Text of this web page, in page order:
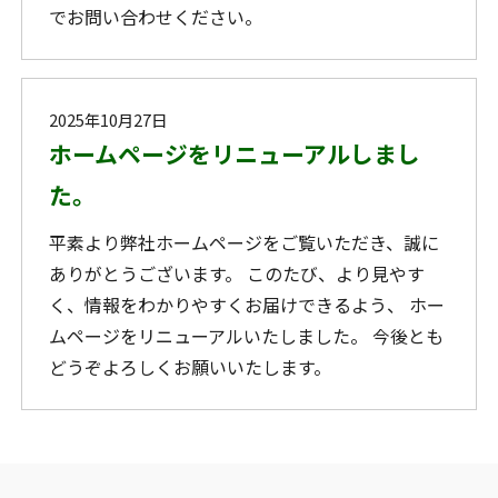
でお問い合わせください。
2025年10月27日
ホームページをリニューアルしまし
た。
平素より弊社ホームページをご覧いただき、誠に
ありがとうございます。 このたび、より見やす
く、情報をわかりやすくお届けできるよう、 ホー
ムページをリニューアルいたしました。 今後とも
どうぞよろしくお願いいたします。